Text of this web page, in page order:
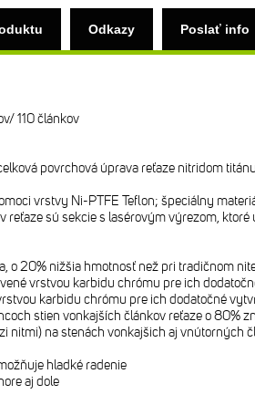
Odkazy Poslať info
110 článkov
povrchová úprava reťaze nitridom
vrstvy Ni-PTFE Teflon; špeciálny
reťaze sú sekcie s lasérovým výrezom,
o 20% nižšia hmotnosť než pri tradičnom
vrstvou karbidu chrómu pre ich
karbidu chrómu pre ich dodatočné
stien vonkajších článkov reťaze o 80%
nitmi) na stenách vonkajšich aj vnútorných
hladké radenie
aj dole